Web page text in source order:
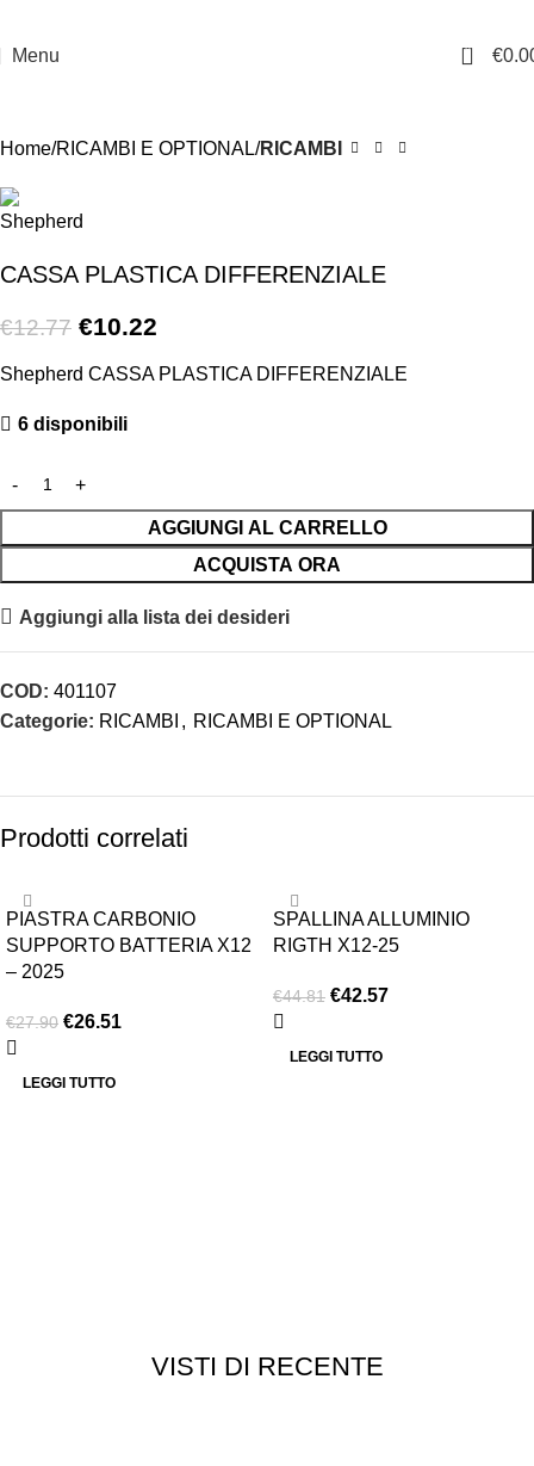
Menu 0 €
Home RICAMBI E OPTIONAL RICAMBI
CASSA PLASTICA DIFFERENZIALE
€12.77 €10.22
Shepherd CASSA PLASTICA DIFFERENZIALE
6 disponibili
AGGIUNGI AL CARRELLO
ACQUISTA ORA
Aggiungi alla lista dei desideri
COD: 401107
Categorie: RICAMBI , RICAMBI E OPTIONAL
Prodotti correlati
-5%
ESAURITO
PIASTRA CARBONIO
SUPPORTO BATTERIA X12
– 2025
€27.90 €26.51
LEGGI TUTTO
-5%
ESAURITO
SPALLINA ALLUMINIO
RIGTH X12-25
€44.81 €42.57
LEGGI TUTTO
VISTI DI RECENTE